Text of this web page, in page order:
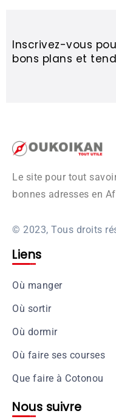
Inscrivez-vous
bons plans et
Le site pour tout
bonnes adresses en
© 2023, Tous droits
Liens
Où manger
Où sortir
Où dormir
Où faire ses courses
Que faire à Cotonou
Nous suivre